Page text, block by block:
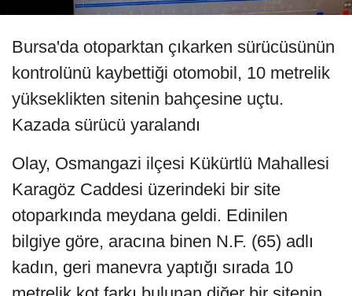
Bursa'da otoparktan çıkarken sürücüsünün
kontrolünü kaybettiği otomobil, 10 metrelik
yükseklikten sitenin bahçesine uçtu.
Kazada sürücü yaralandı
Olay, Osmangazi ilçesi Kükürtlü Mahallesi
Karagöz Caddesi üzerindeki bir site
otoparkında meydana geldi. Edinilen
bilgiye göre, aracına binen N.F. (65) adlı
kadın, geri manevra yaptığı sırada 10